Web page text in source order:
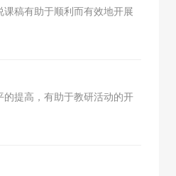
稿有助于顺利而有效地开展
提高，有助于教研活动的开